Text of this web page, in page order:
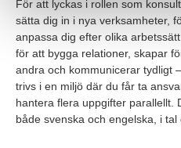
För att lyckas i rollen som
sätta dig in i nya verksamheter,
anpassa dig efter olika
för att bygga relationer, skapar
andra och kommunicerar tydligt
trivs i en miljö där du får ta
hantera flera uppgifter parallellt.
både svenska och engelska, i tal